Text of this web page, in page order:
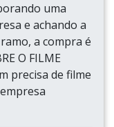
uma
e achando a
a compra é
O FILME
precisa de filme